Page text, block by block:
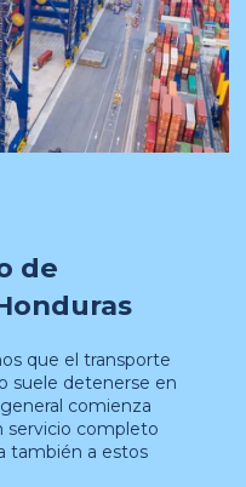
de
que el transporte
suele detenerse en
comienza
servicio completo
también a estos